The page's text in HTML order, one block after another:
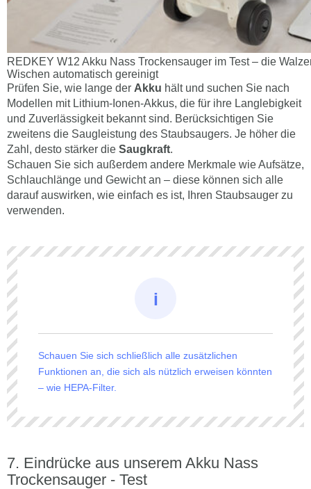
REDKEY W12 Akku Nass Trockensauger im Test – die
Wischen automatisch gereinigt
Prüfen Sie, wie lange der Akku hält und suchen Sie nach
Modellen mit Lithium-Ionen-Akkus, die für ihre Langlebigkeit
und Zuverlässigkeit bekannt sind. Berücksichtigen Sie
zweitens die Saugleistung des Staubsaugers. Je höher die
Zahl, desto stärker die Saugkraft.
Schauen Sie sich außerdem andere Merkmale wie Aufsätze,
Schlauchlänge und Gewicht an – diese können sich alle
darauf auswirken, wie einfach es ist, Ihren Staubsauger zu
verwenden.
Schauen Sie sich schließlich alle zusätzlichen
Funktionen an, die sich als nützlich erweisen könnten
– wie HEPA-Filter.
Eindrücke aus unserem Akku Nass
Trockensauger - Test